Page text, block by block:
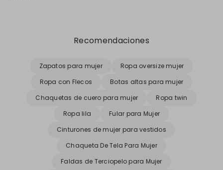
Recomendaciones
Zapatos para mujer
Ropa oversize mujer
Ropa con Flecos
Botas altas para mujer
Chaquetas de cuero para mujer
Ropa twin
Ropa lila
Fular para Mujer
Cinturones de mujer para vestidos
Chaqueta De Tela Para Mujer
Faldas de Terciopelo para Mujer